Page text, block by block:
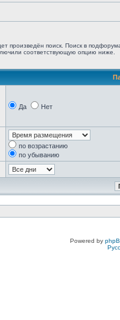
произведён поиск. Поиск в
соответствующую опцию ниже.
Да Нет
по возрастанию
по убыванию
Powered by